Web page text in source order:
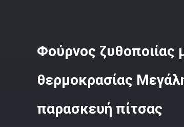
Φούρνος ζυθοποιίας
θερμοκρασίας
παρασκευή πίτσας